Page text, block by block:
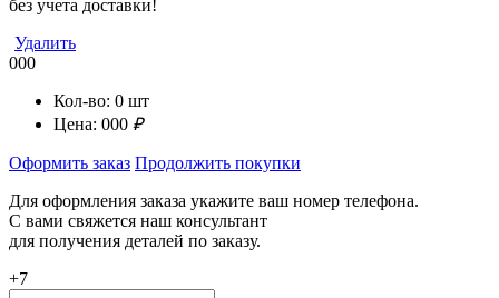
без учета доставки!
Удалить
000
Кол-во: 0 шт
Цена: 000 ₽
Оформить заказ Продолжить покупки
Для оформления заказа укажите ваш номер телефона.
С вами свяжется наш консультант
для получения деталей по заказу.
+7